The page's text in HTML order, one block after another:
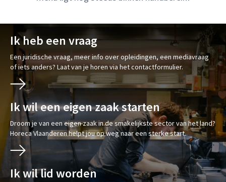
Ik heb een vraag
Een juridische vraag, meer info over opleidingen, een mediavraag
of iets anders? Laat van je horen via het contactformulier.
Ik wil een eigen zaak starten
Droom je van een eigen zaak in de smakelijkste sector van het land?
Horeca Vlaanderen helpt jou op weg naar een sterke start.
Ik wil lid worden